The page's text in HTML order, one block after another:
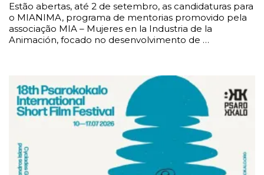
Estão abertas, até 2 de setembro, as candidaturas para
o MIANIMA, programa de mentorias promovido pela
associação MIA – Mujeres en la Industria de la
Animación, focado no desenvolvimento de …